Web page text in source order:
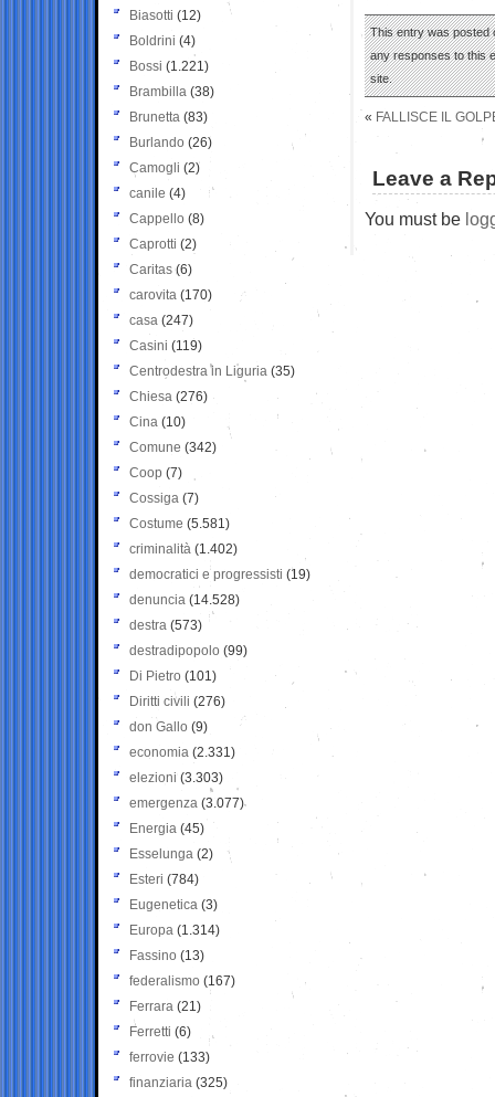
This entry was posted
any responses to this
site.
« FALLISCE IL
Leave a
You must be
Biasotti (12)
Boldrini (4)
Bossi (1.221)
Brambilla (38)
Brunetta (83)
Burlando (26)
Camogli (2)
canile (4)
Cappello (8)
Caprotti (2)
Caritas (6)
carovita (170)
casa (247)
Casini (119)
Centrodestra in Liguria (35)
Chiesa (276)
Cina (10)
Comune (342)
Coop (7)
Cossiga (7)
Costume (5.581)
criminalità (1.402)
democratici e progressisti (19)
denuncia (14.528)
destra (573)
destradipopolo (99)
Di Pietro (101)
Diritti civili (276)
don Gallo (9)
economia (2.331)
elezioni (3.303)
emergenza (3.077)
Energia (45)
Esselunga (2)
Esteri (784)
Eugenetica (3)
Europa (1.314)
Fassino (13)
federalismo (167)
Ferrara (21)
Ferretti (6)
ferrovie (133)
finanziaria (325)